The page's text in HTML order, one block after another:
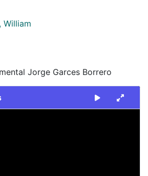
William
Jorge Garces Borrero